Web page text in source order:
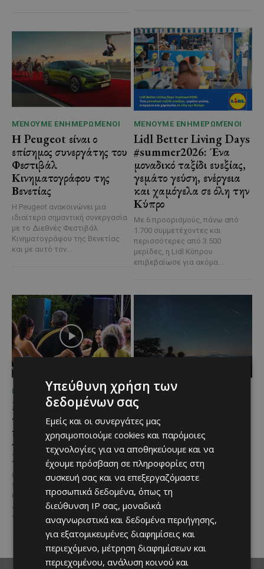
ΜΈΝΟΥΜΕ ΕΝΗΜΕΡΩΜΈΝΟΙ
Η Peugeot είναι ο
επίσημος συνεργάτης του
Φεστιβάλ
Κινηματογράφου της
Βενετίας
Η Peugeot ανακοινώνει μια
ιδιαίτερα σημαντική συνεργασία
με το Διεθνές Φεστιβάλ
Κινηματογράφου της Βενετίας
και με αυτό τον...
ΜΈΝΟΥΜΕ ΕΝΗΜΕΡΩΜΈΝΟΙ
Lidl Better Living Days
#summer2026: Ένα
μοναδικό ταξίδι ευεξίας,
γεμάτο γεύση, ενέργεια
και χαμόγελα σε όλη την
Κύπρο
Με 6 προορισμούς, πάνω από
1.700 συμμετέχοντες και
περισσότερες από 3.500
μερίδες, η Lidl Κύπρου
επιβεβαίωσε για ακόμα...
ΜΈΝΟΥΜΕ ΕΝΗΜΕΡΩΜΈΝΟΙ
Μια βραδιά γεμάτη
παράδοση, μουσική και
κέφι στον Δελίκηπο για
τη γιορτή του
Χρυσοσώτηρος
@menoumekypro Μια βραδιά
γεμάτη παράδοση, μουσική, χορό
και αυθεντικές γεύσεις στον
Δελίκηπο!
Το κρητικό
γλέντι,...
ΜΈΝΟΥΜΕ ΚΎΠΡΟ
Βραδινή πεζοπορία στον
Μαχαιρά με τον σκύλο
σου και θέα τις Περσείδες
Αν αγαπάς τις βόλτες στη φύση
και δεν αποχωρίζεσαι ποτέ τον
τετράποδο φίλο σου, τότε αυτή
η εμπειρία...
Υπεύθυνη χρήση των
δεδομένων σας
Εμείς και οι συνεργάτες μας
χρησιμοποιούμε cookies και παρόμοιες
τεχνολογίες για να αποθηκεύουμε και να
έχουμε πρόσβαση σε πληροφορίες στη
συσκευή σας και να επεξεργαζόμαστε
προσωπικά δεδομένα, όπως τη
διεύθυνση IP σας, μοναδικά
αναγνωριστικά και δεδομένα περιήγησης,
για εξατομικευμένες διαφημίσεις και
περιεχόμενο, μέτρηση διαφημίσεων και
περιεχομένου, ανάλυση κοινού και